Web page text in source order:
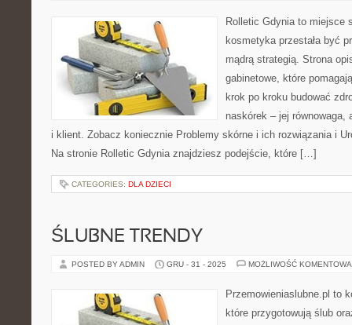
Rolletic Gdynia to miejsce
kosmetyka przestała być
mądrą strategią. Strona
gabinetowe, które
krok po kroku budować
naskórek – jej równowaga,
i klient. Zobacz koniecznie Problemy skórne i ich rozwiązania i
Na stronie Rolletic Gdynia znajdziesz podejście, które […]
CATEGORIES: DLA DZIECI
ŚLUBNE TRENDY
POSTED BY ADMIN GRU - 31 - 2025 MOŻLIWOŚĆ
Przemowieniaslubne.pl to
które przygotowują ślub